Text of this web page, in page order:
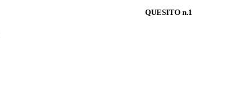
QUESITO n.1